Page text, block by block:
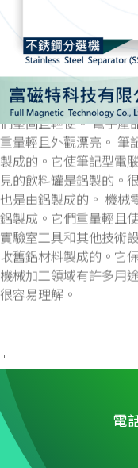
"車輛零件：鋁用於製
擎零件、車輪和車架。
非常適合製造這些。
道。它重量輕且不生鏽
們堅固且輕便。 電子
重量輕且外觀漂亮。
製成的。它使筆記型電
見的飲料罐是鋁製的。
也是由鋁製成的。 機械
鋁製成。它們重量輕且
實驗室工具和其他技術
收舊鋁材料製成的。它
機械加工領域有許多用
很容易理解。
"
電